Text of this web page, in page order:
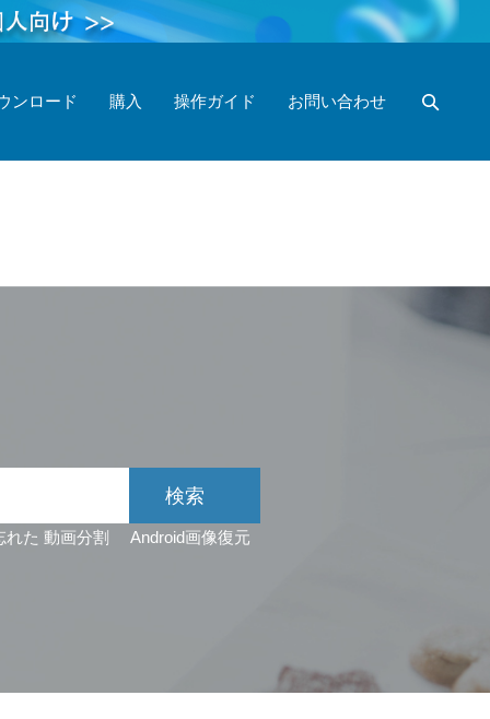
ンロード 購入 操作ガイド お問い合わせ
れた 動画分割 Android画像復元